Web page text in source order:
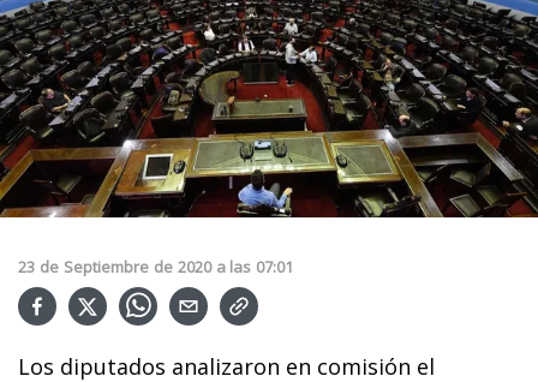
23 de Septiembre de 2020 a las 07:01
Los diputados analizaron en comisión el